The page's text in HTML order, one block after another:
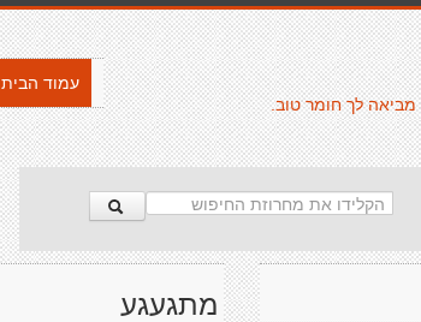
עמוד הבית
מביאה לך חומר טוב.
מתגעגע